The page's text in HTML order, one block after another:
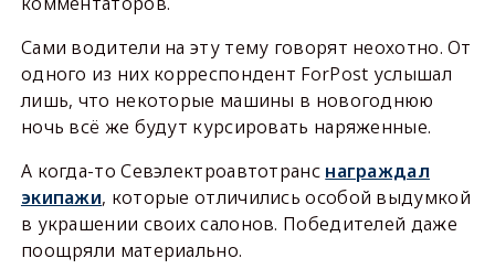
Сами водители на эту тему говорят неохотно. От
одного из них корреспондент ForPost услышал
лишь, что некоторые машины в новогоднюю
ночь всё же будут курсировать наряженные.
А когда-то Севэлектроавтотранс награждал
экипажи, которые отличились особой выдумкой
в украшении своих салонов. Победителей даже
поощряли материально.